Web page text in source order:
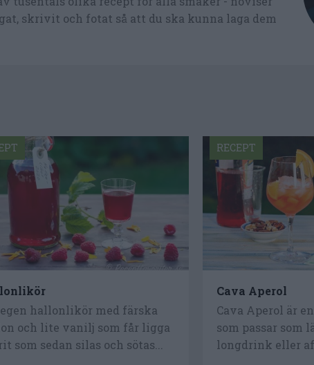
skrivit och fotat så att du ska kunna laga dem
egen hallonlikör med färska
och lite vanilj som får ligga
som sedan silas och sötas...
Cava Aperol
Cava Aperol är
som passar som
longdrink eller
RECEPT